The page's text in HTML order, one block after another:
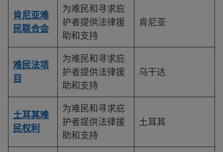
肯尼亚难
民联合会
为难民和寻求庇
护者提供法律援
助和支持
肯尼亚
难民法项
目
为难民和寻求庇
护者提供法律援
助和支持
乌干达
土耳其难
民权利
为难民和寻求庇
护者提供法律援
助和支持
土耳其